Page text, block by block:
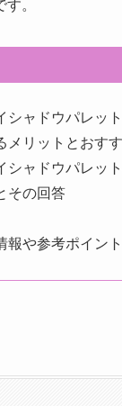
。
シャドウパレッ
メリットとおす
シャドウパレッ
その回答
報や参考ポイント